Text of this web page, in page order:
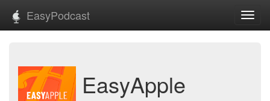
EasyPodcast
EasyApple